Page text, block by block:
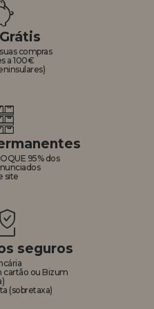
compras
a 100€
95% dos
site
seguros
cartão ou Bizum
(sobretaxa)